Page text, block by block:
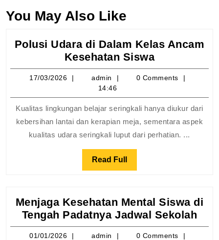
You May Also Like
Polusi Udara di Dalam Kelas Ancam
Kesehatan SiswaPolusi
Udara
di
Dalam
Kelas
Ancam
Kesehatan
17/03/2026 17/03/2026
admin admin0 Comments
14:46
Kualitas lingkungan belajar seringkali hanya diukur dari
kebersihan lantai dan kerapian meja, sementara aspek
kualitas udara seringkali luput dari perhatian. ...
Read Full Read
Full
Menjaga Kesehatan Mental Siswa di
Tengah Padatnya Jadwal Sekolah
01/01/2026 01/01/2026
admin admin0 Comments